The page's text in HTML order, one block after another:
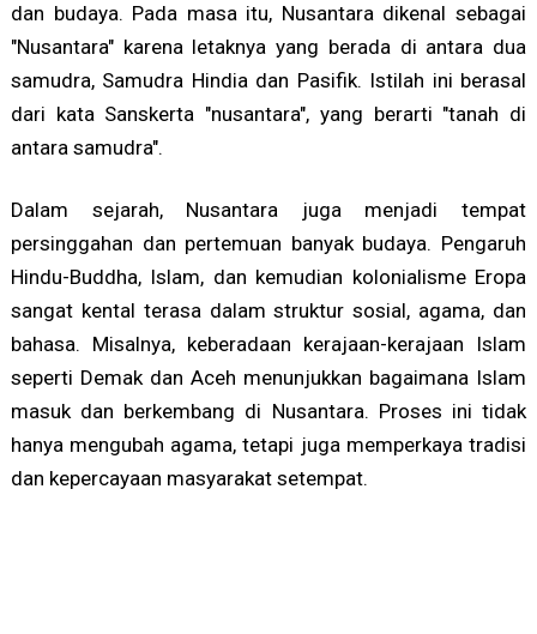
dan budaya. Pada masa itu, Nusantara dikenal sebagai
"Nusantara" karena letaknya yang berada di antara dua
samudra, Samudra Hindia dan Pasifik. Istilah ini berasal
dari kata Sanskerta "nusantara", yang berarti "tanah di
antara samudra".
Dalam sejarah, Nusantara juga menjadi tempat
persinggahan dan pertemuan banyak budaya. Pengaruh
Hindu-Buddha, Islam, dan kemudian kolonialisme Eropa
sangat kental terasa dalam struktur sosial, agama, dan
bahasa. Misalnya, keberadaan kerajaan-kerajaan Islam
seperti Demak dan Aceh menunjukkan bagaimana Islam
masuk dan berkembang di Nusantara. Proses ini tidak
hanya mengubah agama, tetapi juga memperkaya tradisi
dan kepercayaan masyarakat setempat.